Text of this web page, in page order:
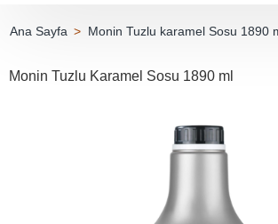
Monin Tuzlu karamel Sosu 1890
Monin Tuzlu Karamel Sosu 1890 ml